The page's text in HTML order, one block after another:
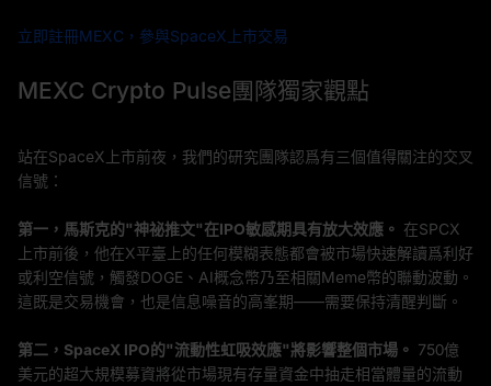
立即註冊MEXC，參與SpaceX上市交易
MEXC Crypto Pulse團隊獨家觀點
站在SpaceX上市前夜，我們的研究團隊認爲有三個值得關注的交叉
信號：
第一，馬斯克的"神祕推文"在IPO敏感期具有放大效應。 在SPCX
上市前後，他在X平臺上的任何模糊表態都會被市場快速解讀爲利好
或利空信號，觸發DOGE、AI概念幣乃至相關Meme幣的聯動波動。
這既是交易機會，也是信息噪音的高峯期——需要保持清醒判斷。
第二，SpaceX IPO的"流動性虹吸效應"將影響整個市場。 750億
美元的超大規模募資將從市場現有存量資金中抽走相當體量的流動